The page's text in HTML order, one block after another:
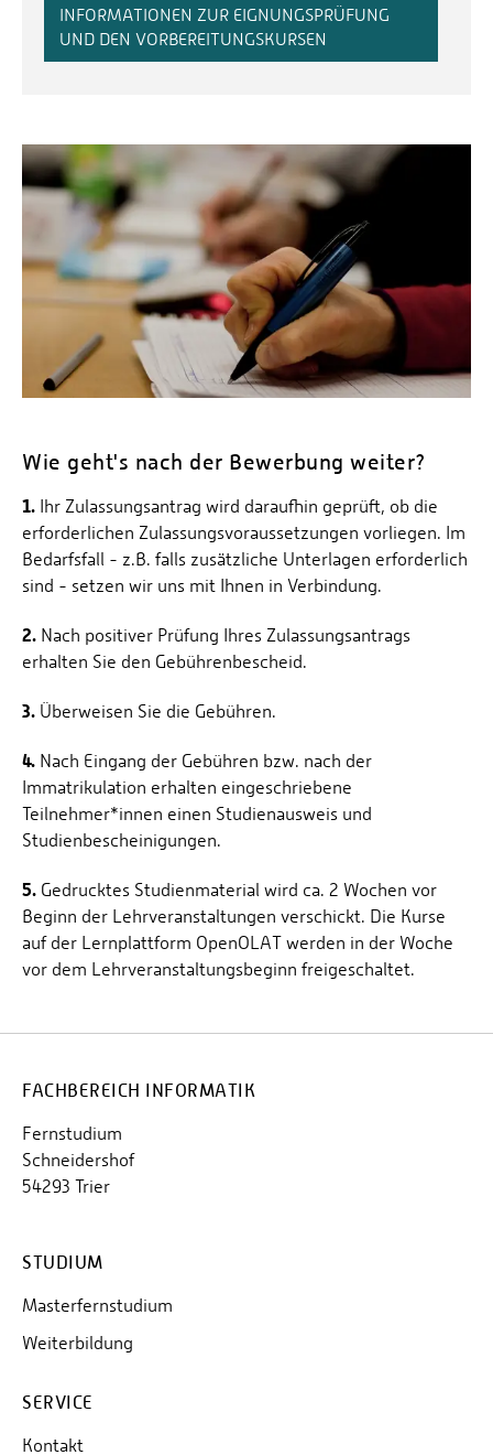
INFORMATIONEN ZUR EIGNUNGSPRÜFUNG
UND DEN VORBEREITUNGSKURSEN
Wie geht's nach der Bewerbung weiter?
1. Ihr Zulassungsantrag wird daraufhin geprüft, ob die
erforderlichen Zulassungsvoraussetzungen vorliegen. Im
Bedarfsfall - z.B. falls zusätzliche Unterlagen erforderlich
sind - setzen wir uns mit Ihnen in Verbindung.
2. Nach positiver Prüfung Ihres Zulassungsantrags
erhalten Sie den Gebührenbescheid.
3. Überweisen Sie die Gebühren.
4. Nach Eingang der Gebühren bzw. nach der
Immatrikulation erhalten eingeschriebene
Teilnehmer*innen einen Studienausweis und
Studienbescheinigungen.
5. Gedrucktes Studienmaterial wird ca. 2 Wochen vor
Beginn der Lehrveranstaltungen verschickt. Die Kurse
auf der Lernplattform OpenOLAT werden in der Woche
vor dem Lehrveranstaltungsbeginn freigeschaltet.
FACHBEREICH INFORMATIK
Fernstudium
Schneidershof
54293 Trier
STUDIUM
Masterfernstudium
Weiterbildung
SERVICE
Kontakt